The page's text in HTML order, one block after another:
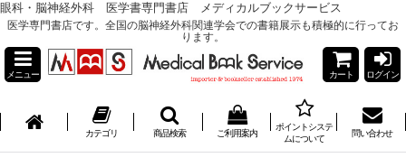
眼科・脳神経外科 医学書専門書店 メディカルブックサービス
医学専門書店です。全国の脳神経外科関連学会での書籍展示も積極的に行ってお
ります。
メニュー カート ログイン
カテゴリ 商品検索 ご利用案内
ポイントシステ
ムについて
問い合わせ